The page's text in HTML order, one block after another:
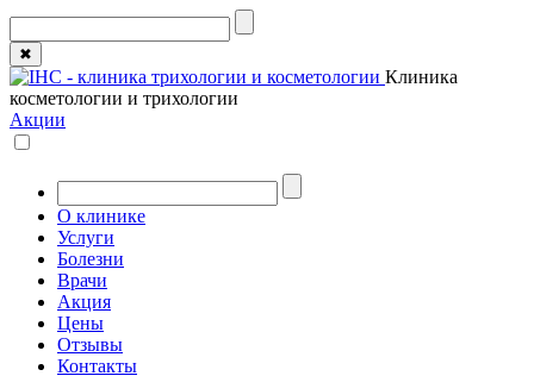
✖
Клиника
косметологии и трихологии
Акции
О клинике
Услуги
Болезни
Врачи
Акция
Цены
Отзывы
Контакты